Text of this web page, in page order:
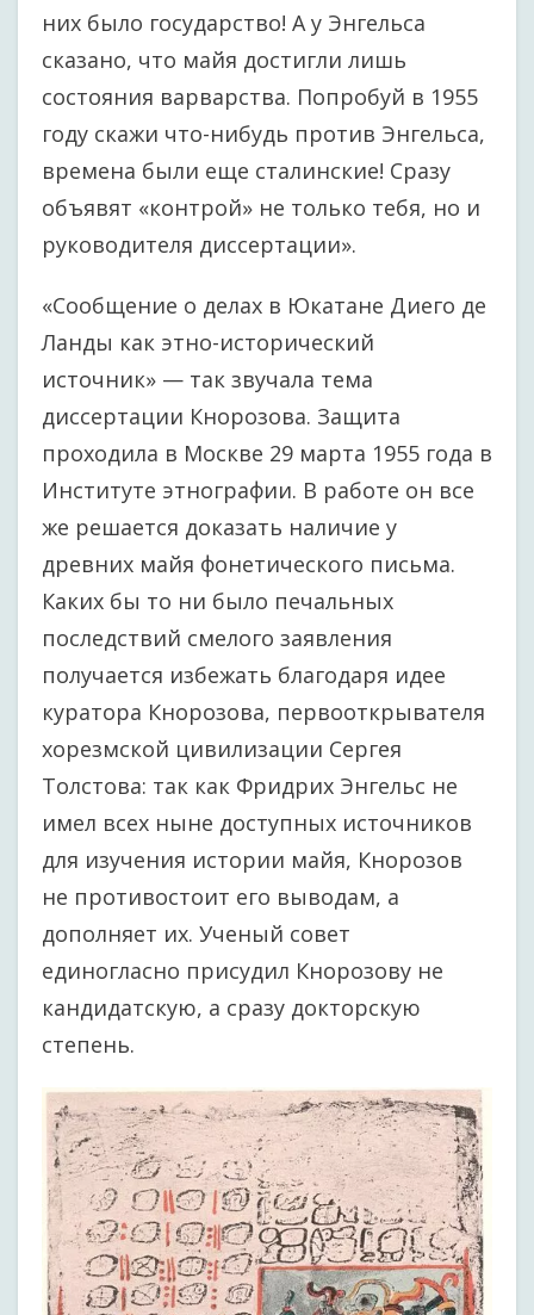
них было государство! А у Энгельса
сказано, что майя достигли лишь
состояния варварства. Попробуй в 1955
году скажи что-нибудь против Энгельса,
времена были еще сталинские! Сразу
объявят «контрой» не только тебя, но и
руководителя диссертации».
«Сообщение о делах в Юкатане Диего де
Ланды как этно-исторический
источник» — так звучала тема
диссертации Кнорозова. Защита
проходила в Москве 29 марта 1955 года в
Институте этнографии. В работе он все
же решается доказать наличие у
древних майя фонетического письма.
Каких бы то ни было печальных
последствий смелого заявления
получается избежать благодаря идее
куратора Кнорозова, первооткрывателя
хорезмской цивилизации Сергея
Толстова: так как Фридрих Энгельс не
имел всех ныне доступных источников
для изучения истории майя, Кнорозов
не противостоит его выводам, а
дополняет их. Ученый совет
единогласно присудил Кнорозову не
кандидатскую, а сразу докторскую
степень.